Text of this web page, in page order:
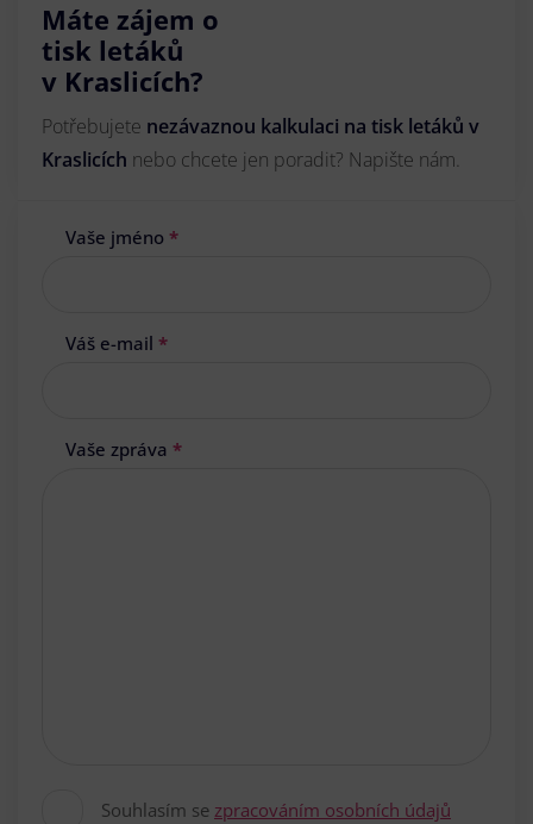
Máte zájem o
tisk letáků
v Kraslicích?
Potřebujete nezávaznou kalkulaci na tisk letáků v
Kraslicích nebo chcete jen poradit? Napište nám.
Vaše jméno *
Váš e-mail *
Vaše zpráva *
Souhlasím se zpracováním osobních údajů